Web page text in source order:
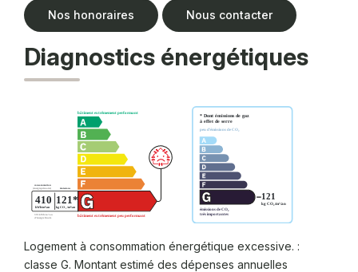
Nos honoraires Nous contacter
Diagnostics énergétiques
Logement à consommation énergétique excessive. :
classe G. Montant estimé des dépenses annuelles